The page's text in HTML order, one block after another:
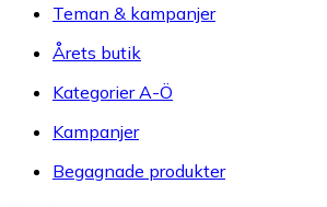
Teman & kampanjer
Årets butik
Kategorier A-Ö
Kampanjer
Begagnade produkter